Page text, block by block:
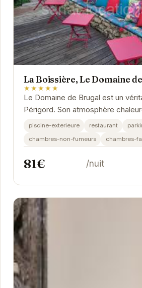
La Boissière, Le Domaine
★★★★★
Le Domaine de Brugal est un
Périgord. Son atmosphère
cadre idyllique invitent à la détente
piscine-exterieure restaurant
chambres-non-fumeurs
chambres-
81€ /nuit